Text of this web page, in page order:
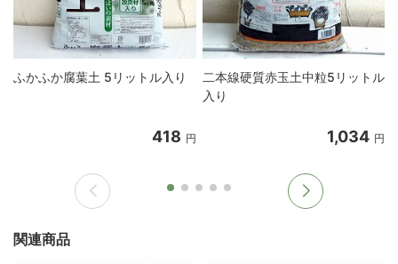
ふかふか腐葉土 5リットル入り
418 円
二本線硬質赤玉土中粒5リットル
入り
1,034 円
関連商品